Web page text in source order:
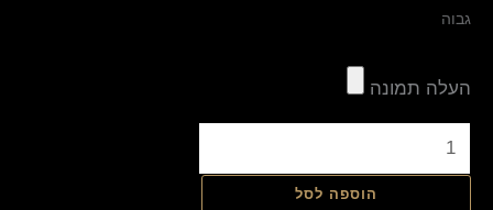
גבוה
העלה תמונה
הוספה לסל